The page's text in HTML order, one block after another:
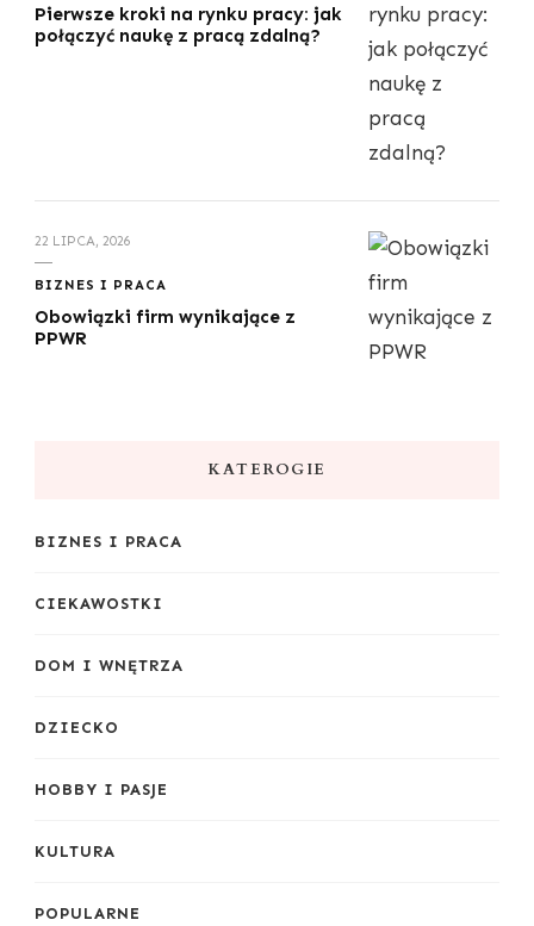
Pierwsze kroki na rynku pracy: jak
połączyć naukę z pracą zdalną?
22 LIPCA, 2026
BIZNES I PRACA
Obowiązki firm wynikające z
PPWR
KATEROGIE
BIZNES I PRACA
CIEKAWOSTKI
DOM I WNĘTRZA
DZIECKO
HOBBY I PASJE
KULTURA
POPULARNE